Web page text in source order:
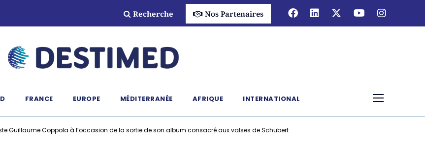
Recherche Nos Partenaires
FRANCE EUROPE MÉDITERRANÉE AFRIQUE INTERNATIONAL
Guillaume Coppola à l’occasion de la sortie de son album consacré aux valses de Schubert